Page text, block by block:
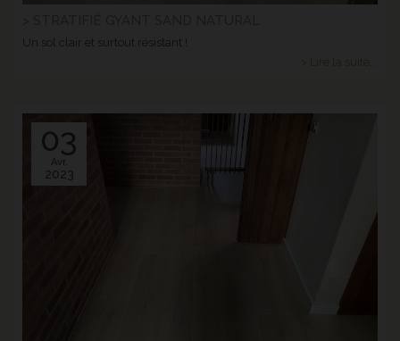
Un sol clair et surtout résistant !
> Lire la suite...
03
Avr.
2023